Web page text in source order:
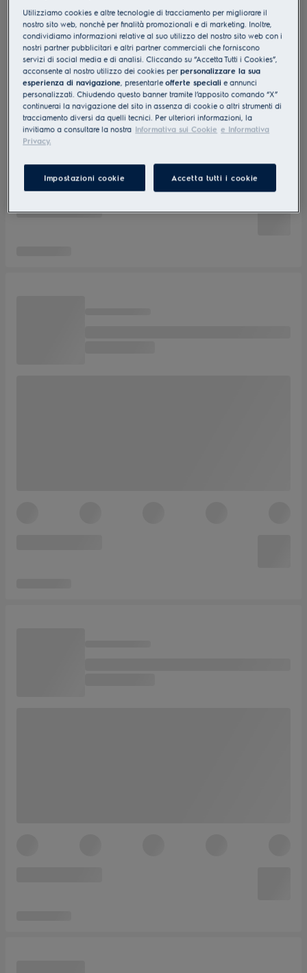
Utilizziamo cookies e altre tecnologie di tracciamento per migliorare il
nostro sito web, nonchè per finalità promozionali e di marketing. Inoltre,
condividiamo informazioni relative al suo utilizzo del nostro sito web con i
nostri partner pubblicitari e altri partner commerciali che forniscono
servizi di social media e di analisi. Cliccando su “Accetta Tutti i Cookies”,
acconsente al nostro utilizzo dei cookies perpersonalizzare la sua
esperienza di navigazione, presentarleofferte speciali e annunci
personalizzati. Chiudendo questo banner tramite l’apposito comando “X”
continuerai la navigazione del sito in assenza di cookie o altri strumenti di
tracciamento diversi da quelli tecnici. Per ulteriori informazioni, la
invitiamo a consultare la nostra Informativa sui Cookie e Informativa
Privacy.
Impostazioni cookie Accetta tutti i cookie